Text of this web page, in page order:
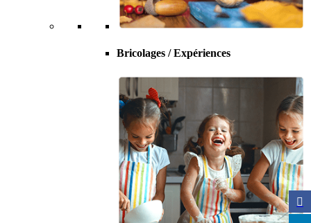
Bricolages / Expériences